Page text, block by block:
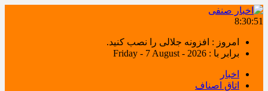
8:30:52
امروز : افزونه جلالی را نصب کنید.
برابر با : Friday - 7 August - 2026
اخبار
اتاق اصناف